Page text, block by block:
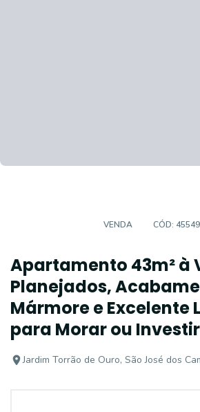
VENDA CÓD: 45549
Apartamento 43m² à
Planejados,
Mármore e Excelente
para Morar ou Investir
Jardim Torrão de Ouro, São José dos